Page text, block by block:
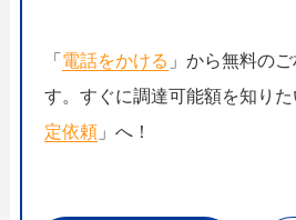
「 電話をかける 」から無料の
す。すぐに調達可能額を知りた
定依頼」へ！